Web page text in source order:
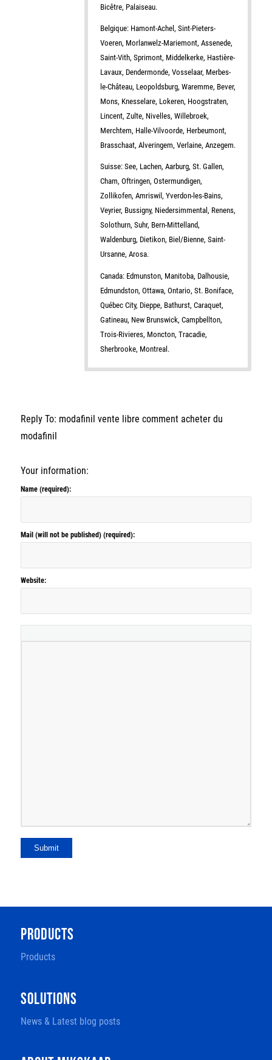
Bicêtre, Palaiseau.
Belgique: Hamont-Achel, Sint-Pieters-
Voeren, Morlanwelz-Mariemont, Assenede,
Saint-Vith, Sprimont, Middelkerke, Hastière-
Lavaux, Dendermonde, Vosselaar, Merbes-
le-Château, Leopoldsburg, Waremme, Bever,
Mons, Knesselare, Lokeren, Hoogstraten,
Lincent, Zulte, Nivelles, Willebroek,
Merchtem, Halle-Vilvoorde, Herbeumont,
Brasschaat, Alveringem, Verlaine, Anzegem.
Suisse: See, Lachen, Aarburg, St. Gallen,
Cham, Oftringen, Ostermundigen,
Zollikofen, Amriswil, Yverdon-les-Bains,
Veyrier, Bussigny, Niedersimmental, Renens,
Solothurn, Suhr, Bern-Mittelland,
Waldenburg, Dietikon, Biel/Bienne, Saint-
Ursanne, Arosa.
Canada: Edmunston, Manitoba, Dalhousie,
Edmundston, Ottawa, Ontario, St. Boniface,
Québec City, Dieppe, Bathurst, Caraquet,
Gatineau, New Brunswick, Campbellton,
Trois-Rivieres, Moncton, Tracadie,
Sherbrooke, Montreal.
Reply To: modafinil vente libre comment acheter du
modafinil
Your information:
Name (required):
Mail (will not be published) (required):
Website:
Submit
PRODUCTS
Products
SOLUTIONS
News & Latest blog posts